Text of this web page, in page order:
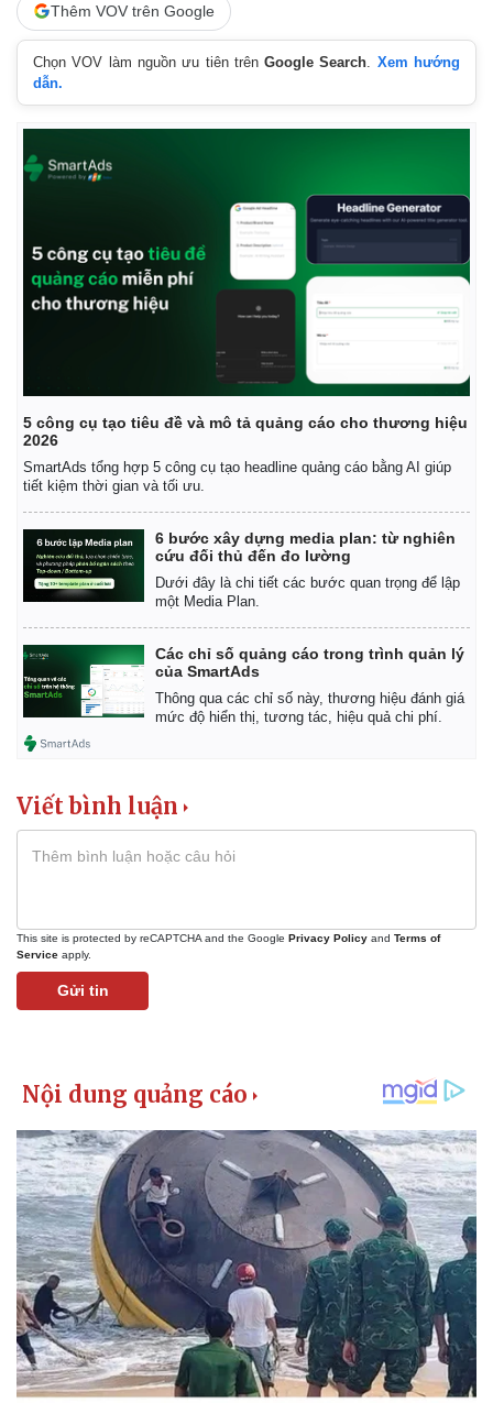
Kinh tế
Bất động sản
Khởi nghiệp
Giá vàng
Thêm VOV trên Google
Chọn VOV làm nguồn ưu tiên trênGoogle Search
Xem hướng
dẫn.
5 công cụ tạo tiêu đề và mô tả quảng cáo cho thương hiệu
2026
SmartAds tổng hợp 5 công cụ tạo headline quảng cáo bằng AI giúp
tiết kiệm thời gian và tối ưu.
6 bước xây dựng media plan: từ nghiên
cứu đối thủ đến đo lường
Dưới đây là chi tiết các bước quan trọng để lập
một Media Plan.
Các chỉ số quảng cáo trong trình quản lý
của SmartAds
Thông qua các chỉ số này, thương hiệu đánh giá
mức độ hiển thị, tương tác, hiệu quả chi phí.
Viết bình luận
This site is protected by reCAPTCHA and the Google Privacy Policy and Terms of
Service apply.
Gửi tin